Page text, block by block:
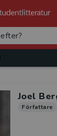
Joel
Författare